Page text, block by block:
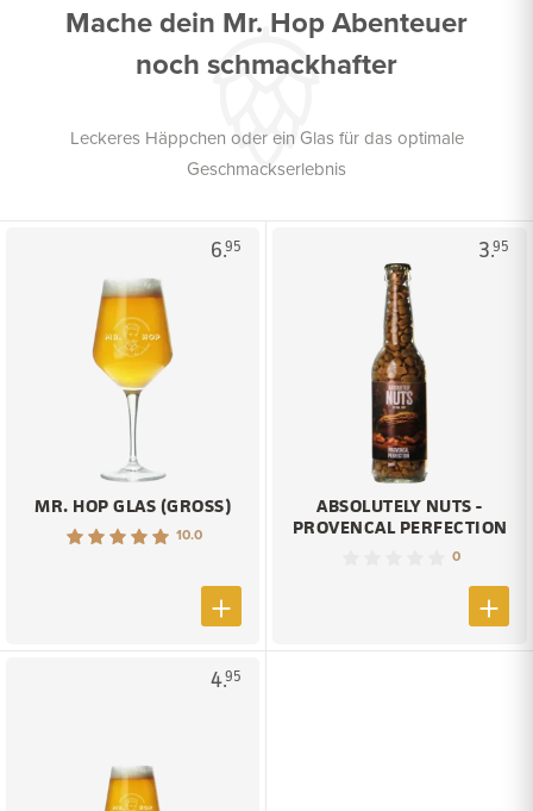
Mache dein Mr. Hop Abenteuer
noch schmackhafter
Leckeres Häppchen oder ein Glas für das optimale
Geschmackserlebnis
6.95
MR. HOP GLAS (GROSS)
10.0
3.95
ABSOLUTELY NUTS -
PROVENCAL PERFECTION
0
4.95